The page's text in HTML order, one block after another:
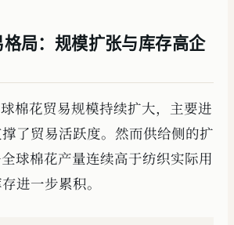
局：规模扩张与库存高企
棉花贸易规模持续扩大，主要进
了贸易活跃度。然而供给侧的扩
球棉花产量连续高于纺织实际用
进一步累积。